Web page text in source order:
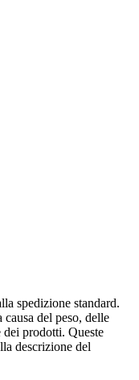
spedizione standard.
del peso, delle
dei prodotti. Queste
descrizione del